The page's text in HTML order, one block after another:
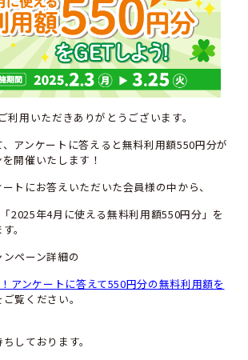
利用いただきありがとうございます。
アンケートに答えると無料利用額550円分が
開催いたします！
トにお答えいただいた会員様の中から、
2025年4月に使える無料利用額550円分」を
。
ペーン詳細の
アンケートに答えて550円分の無料利用額を
ご覧ください。
しております。